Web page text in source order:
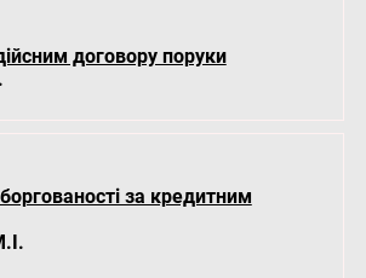
договору поруки
за кредитним